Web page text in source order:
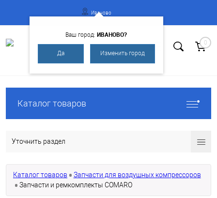
Регистрация
Иваново
Ваш город: ИВАНОВО?
Да Изменить город
0
Каталог товаров
Уточнить раздел
Каталог товаров
Запчасти для воздушных компрессоров
Запчасти и ремкомплекты COMARO